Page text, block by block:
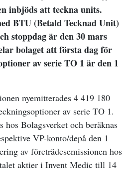
inbjöds att teckna units.
BTU (Betald Tecknad Unit)
stoppdag är den 30 mars
bolaget att första dag för
av serie TO 1 är den 1
nyemitterades 4 419 180
av serie TO 1.
hos Bolagsverket och beräknas
VP-konto/depå den 1
av företrädesemissionen hos
aktier i Invent Medic till 14